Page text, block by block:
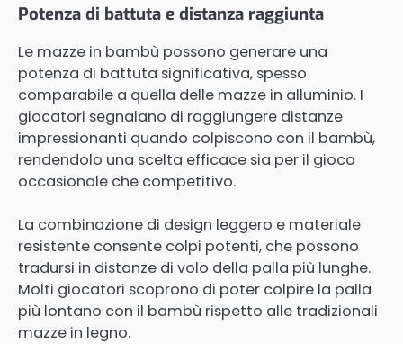
Potenza di battuta e distanza raggiunta
Le mazze in bambù possono generare una
potenza di battuta significativa, spesso
comparabile a quella delle mazze in alluminio. I
giocatori segnalano di raggiungere distanze
impressionanti quando colpiscono con il bambù,
rendendolo una scelta efficace sia per il gioco
occasionale che competitivo.
La combinazione di design leggero e materiale
resistente consente colpi potenti, che possono
tradursi in distanze di volo della palla più lunghe.
Molti giocatori scoprono di poter colpire la palla
più lontano con il bambù rispetto alle tradizionali
mazze in legno.